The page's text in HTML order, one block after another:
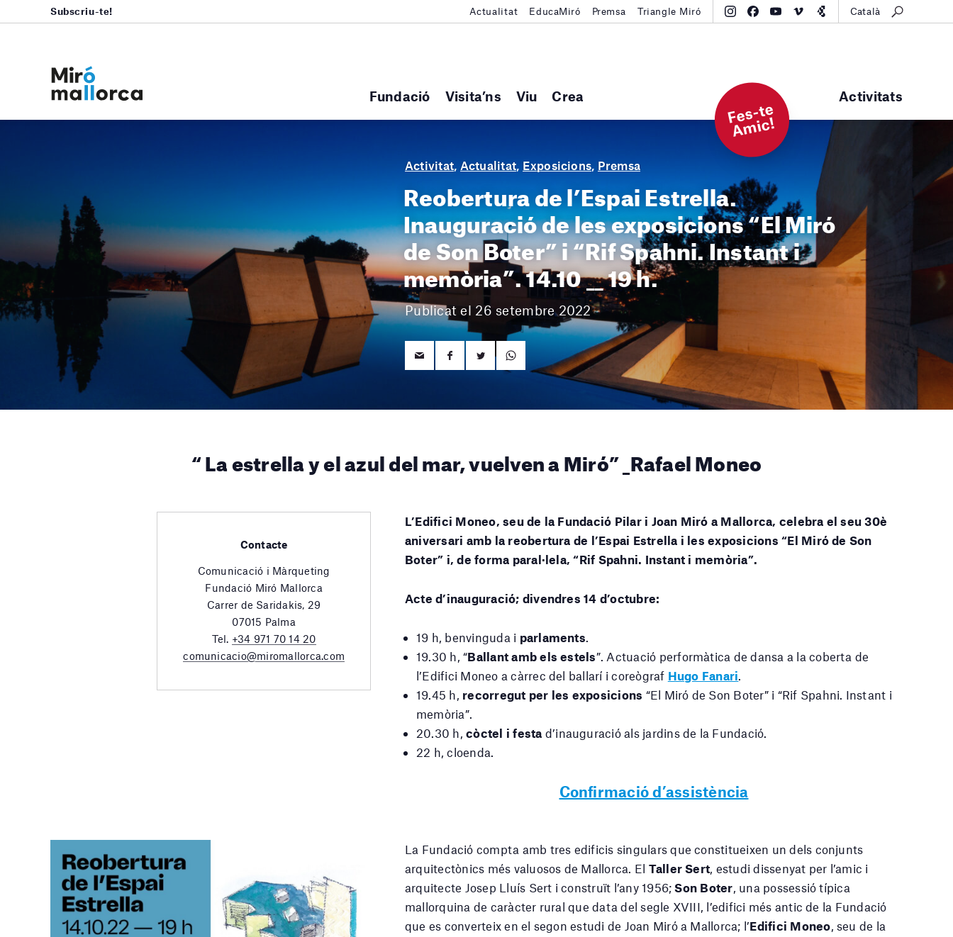
Fundació Visita’ns Viu Crea Activitats
Subscriu-te! Actualitat EducaMiró Premsa Triangle Miró Català
F
e
s-t
e
A
mi
c!
Activitat, Actualitat, Exposicions, Premsa
Reobertura de l’Espai Estrella.
Inauguració de les exposicions “El Miró
de Son Boter” i “Rif Spahni. Instant i
memòria”. 14.10 __ 19 h.
Publicat el 26 setembre 2022
“ La estrella y el azul del mar, vuelven a Miró” _Rafael Moneo
Contacte
Comunicació i Màrqueting
Fundació Miró Mallorca
Carrer de Saridakis, 29
07015 Palma
Tel. +34 971 70 14 20
comunicacio@miromallorca.com
L’Edifici Moneo, seu de la Fundació Pilar i Joan Miró a Mallorca, celebra el seu 30è
aniversari amb la reobertura de l’Espai Estrella i les exposicions “El Miró de Son
Boter” i, de forma paral·lela, “Rif Spahni. Instant i memòria”.
Acte d’inauguració; divendres 14 d’octubre:
19 h, benvinguda i parlaments.
19.30 h, “Ballant amb els estels”. Actuació performàtica de dansa a la coberta de
l’Edifici Moneo a càrrec del ballarí i coreògraf Hugo Fanari.
19.45 h, recorregut per les exposicions “El Miró de Son Boter” i “Rif Spahni. Instant i
memòria”.
20.30 h,còctel i festa d’inauguració als jardins de la Fundació.
22 h, cloenda.
Confirmació d’assistència
La Fundació compta amb tres edificis singulars que constitueixen un dels conjunts
arquitectònics més valuosos de Mallorca. El Taller Sert, estudi dissenyat per l’amic i
arquitecte Josep Lluís Sert i construït l’any 1956;Son Boter, una possessió típica
mallorquina de caràcter rural que data del segle XVIII, l’edifici més antic de la Fundació
que es converteix en el segon estudi de Joan Miró a Mallorca; l’Edifici Moneo, seu de la